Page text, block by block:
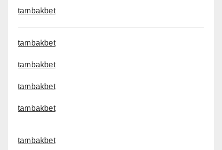
tambakbet
tambakbet
tambakbet
tambakbet
tambakbet
tambakbet